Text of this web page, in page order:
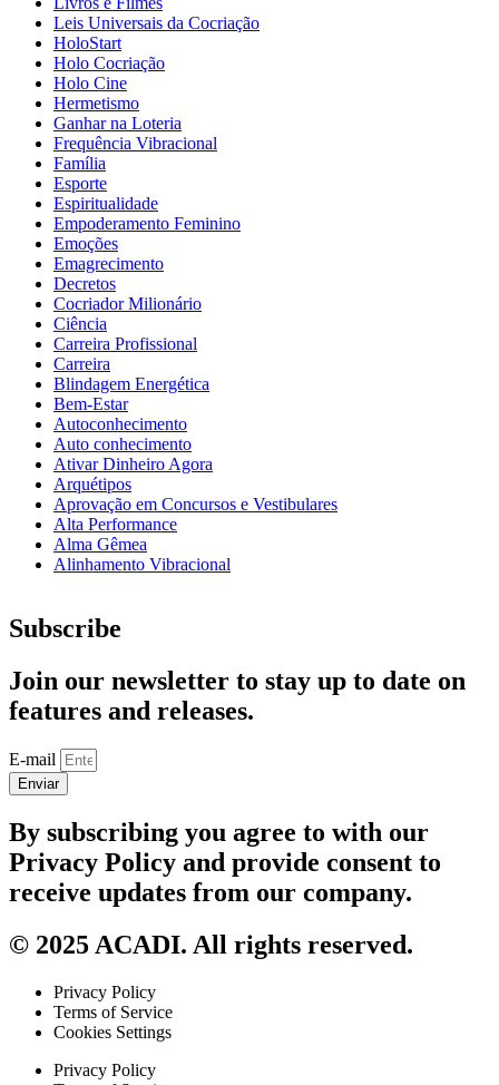
Leis Universais da Cocriação
HoloStart
Holo Cocriação
Holo Cine
Hermetismo
Ganhar na Loteria
Frequência Vibracional
Família
Esporte
Espiritualidade
Empoderamento Feminino
Emoções
Emagrecimento
Decretos
Cocriador Milionário
Ciência
Carreira Profissional
Carreira
Blindagem Energética
Bem-Estar
Autoconhecimento
Auto conhecimento
Ativar Dinheiro Agora
Arquétipos
Aprovação em Concursos e Vestibulares
Alta Performance
Alma Gêmea
Alinhamento Vibracional
Subscribe
Join our newsletter to stay up to date on
features and releases.
E-mail
Enviar
By subscribing you agree to with our
Privacy Policy and provide consent to
receive updates from our company.
© 2025 ACADI. All rights reserved.
Privacy Policy
Terms of Service
Cookies Settings
Privacy Policy